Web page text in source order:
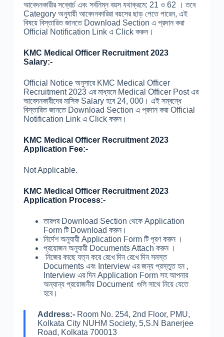
আবেদনকারীর সব্বোর্চ এবং সর্বনিম্ন বয়স যথাক্রমে: 21 ও 62 । তবে
Category অনুযায়ী আবেদনকারিরা বয়সের ছাড় পেতে পারেন, এই
বিষয়ে বিস্তারিত জানতে Download Section এ প্রদান করা
Official Notification Link এ Click করুন।
KMC Medical Officer Recruitment 2023
Salary:-
Official Notice অনুসারে KMC Medical Officer
Recruitment 2023 এর মাধ্যমে Medical Officer Post এর
আবেদনকারীদের মাসিক Salary হবে 24, 000। এই সম্বন্ধে
বিস্তারিত জানতে Download Section এ প্রদান করা Official
Notification Link এ Click করুন।
KMC Medical Officer Recruitment 2023
Application Fee:-
Not Applicable.
KMC Medical Officer Recruitment 2023
Application Process:-
তারপর Download Section থেকে Application
Form টি Download করুন।
নির্দেশ অনুযায়ী Application Form টি পূরণ করুন ।
প্রয়োজন অনুযায়ী Documents Attach করুন ।
নিজের কাছে যত্ন করে রেখে দিন রেখে দিন সমস্ত
Documents এবং Interview এর জন্য প্রস্তুত হন ,
Interview এর দিন Application Form সহ আপনার
অন্যান্য প্রয়োজনীয় Document গুলি সাথে নিয়ে যেতে
হবে।
Address:-Room No. 254, 2nd Floor, PMU,
Kolkata City NUHM Society, 5,S.N Banerjee
Road, Kolkata 700013